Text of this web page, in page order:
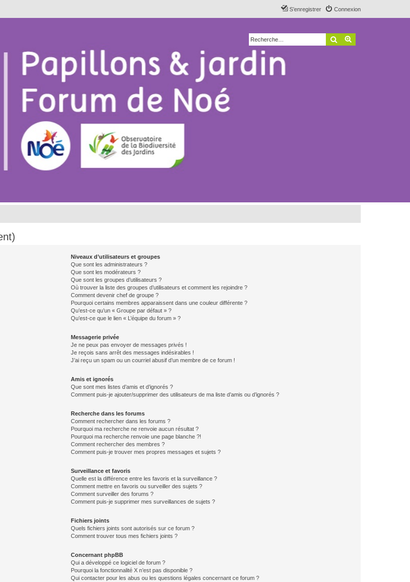
Connexion
S’enregistrer
Rechercher
Niveaux d’utilisateurs et groupes
Que sont les administrateurs ?
Que sont les modérateurs ?
Que sont les groupes d’utilisateurs ?
Où trouver la liste des groupes d’utilisateurs et comment les rejoindre ?
Comment devenir chef de groupe ?
Pourquoi certains membres apparaissent dans une couleur différente ?
Qu’est-ce qu’un « Groupe par défaut » ?
Qu’est-ce que le lien « L’équipe du forum » ?
Messagerie privée
Je ne peux pas envoyer de messages privés !
Je reçois sans arrêt des messages indésirables !
J’ai reçu un spam ou un courriel abusif d’un membre de ce forum !
Amis et ignorés
Que sont mes listes d’amis et d’ignorés ?
Comment puis-je ajouter/supprimer des utilisateurs de ma liste d’amis ou d’ignorés ?
Recherche dans les forums
Comment rechercher dans les forums ?
Pourquoi ma recherche ne renvoie aucun résultat ?
Pourquoi ma recherche renvoie une page blanche ?!
Comment rechercher des membres ?
Comment puis-je trouver mes propres messages et sujets ?
Surveillance et favoris
Quelle est la différence entre les favoris et la surveillance ?
Comment mettre en favoris ou surveiller des sujets ?
Comment surveiller des forums ?
Comment puis-je supprimer mes surveillances de sujets ?
Fichiers joints
Quels fichiers joints sont autorisés sur ce forum ?
Comment trouver tous mes fichiers joints ?
Concernant phpBB
Qui a développé ce logiciel de forum ?
Pourquoi la fonctionnalité X n’est pas disponible ?
Qui contacter pour les abus ou les questions légales concernant ce forum ?